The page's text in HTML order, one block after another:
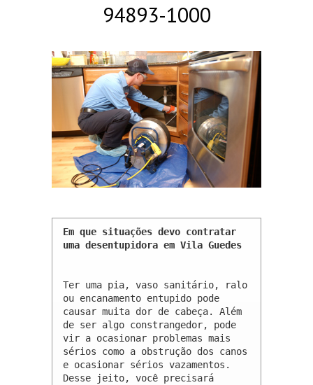
94893-1000
Em que situações devo contratar
uma desentupidora em Vila Guedes
Ter uma pia, vaso sanitário, ralo
ou encanamento entupido pode
causar muita dor de cabeça. Além
de ser algo constrangedor, pode
vir a ocasionar problemas mais
sérios como a obstrução dos canos
e ocasionar sérios vazamentos.
Desse jeito, você precisará